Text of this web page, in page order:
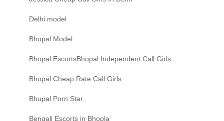
Delhi model
Bhopal Model
Bhopal EscortsBhopal Independent Call Girls
Bhopal Cheap Rate Call Girls
Bhupal Porn Star
Bengali Escorts in Bhopla